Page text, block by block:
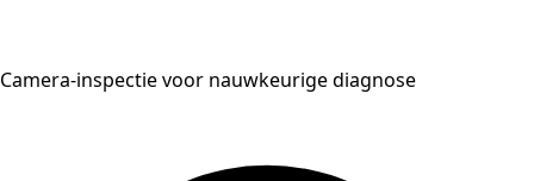
Camera-inspectie voor nauwkeurige diagnose